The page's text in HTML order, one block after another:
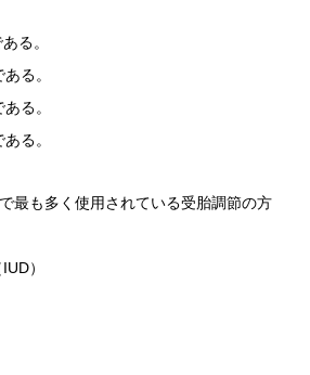
る。
る。
る。
る。
最も多く使用されている受胎調節の方
）